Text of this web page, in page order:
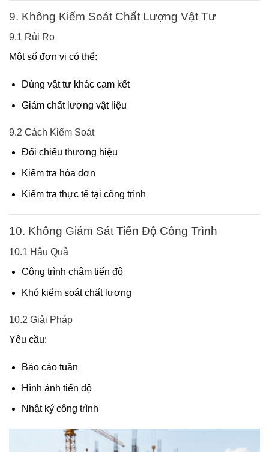
9. Không Kiểm Soát Chất Lượng Vật Tư
9.1 Rủi Ro
Một số đơn vị có thể:
Dùng vật tư khác cam kết
Giảm chất lượng vật liệu
9.2 Cách Kiểm Soát
Đối chiếu thương hiệu
Kiểm tra hóa đơn
Kiểm tra thực tế tại công trình
10. Không Giám Sát Tiến Độ Công Trình
10.1 Hậu Quả
Công trình chậm tiến độ
Khó kiểm soát chất lượng
10.2 Giải Pháp
Yêu cầu:
Báo cáo tuần
Hình ảnh tiến độ
Nhật ký công trình